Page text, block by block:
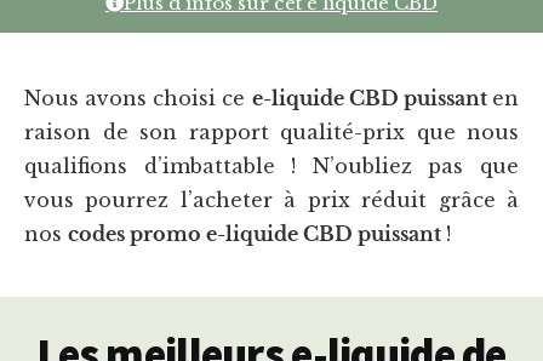
Nous avons choisi ce e-liquide CBD puissant en
raison de son rapport qualité-prix que nous
qualifions d’imbattable ! N’oubliez pas que
vous pourrez l’acheter à prix réduit grâce à
nos codes promo e-liquide CBD puissant !